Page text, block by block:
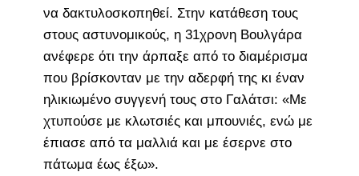
να δακτυλοσκοπηθεί. Στην κατάθεση τους
στους αστυνομικούς, η 31χρονη Βουλγάρα
ανέφερε ότι την άρπαξε από το διαμέρισμα
που βρίσκονταν με την αδερφή της κι έναν
ηλικιωμένο συγγενή τους στο Γαλάτσι: «Με
χτυπούσε με κλωτσιές και μπουνιές, ενώ με
έπιασε από τα μαλλιά και με έσερνε στο
πάτωμα έως έξω».